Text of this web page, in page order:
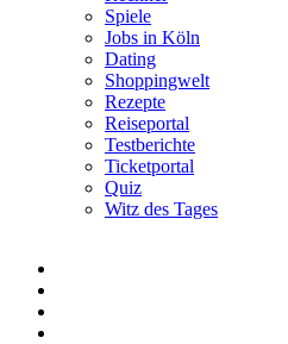
Spiele
Jobs in Köln
Dating
Shoppingwelt
Rezepte
Reiseportal
Testberichte
Ticketportal
Quiz
Witz des Tages